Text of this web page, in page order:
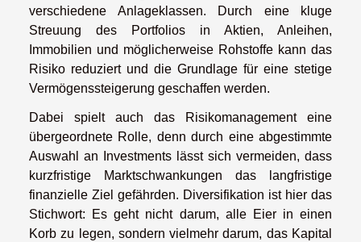
verschiedene Anlageklassen. Durch eine kluge
Streuung des Portfolios in Aktien, Anleihen,
Immobilien und möglicherweise Rohstoffe kann das
Risiko reduziert und die Grundlage für eine stetige
Vermögenssteigerung geschaffen werden.
Dabei spielt auch das Risikomanagement eine
übergeordnete Rolle, denn durch eine abgestimmte
Auswahl an Investments lässt sich vermeiden, dass
kurzfristige Marktschwankungen das langfristige
finanzielle Ziel gefährden. Diversifikation ist hier das
Stichwort: Es geht nicht darum, alle Eier in einen
Korb zu legen, sondern vielmehr darum, das Kapital